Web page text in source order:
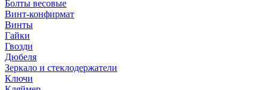
Болты весовые
Винт-конфирмат
Винты
Гайки
Гвозди
Дюбеля
Зеркало и стеклодержатели
Ключи